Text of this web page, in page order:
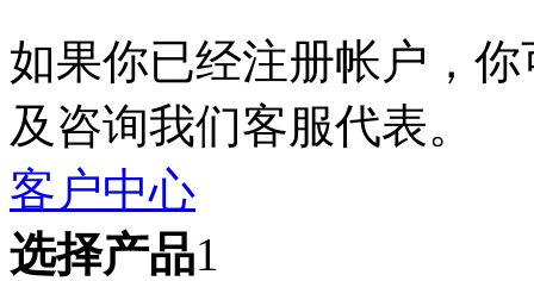
如果你已经注册帐户，
及咨询我们客服代表。
客户中心
选择产品1